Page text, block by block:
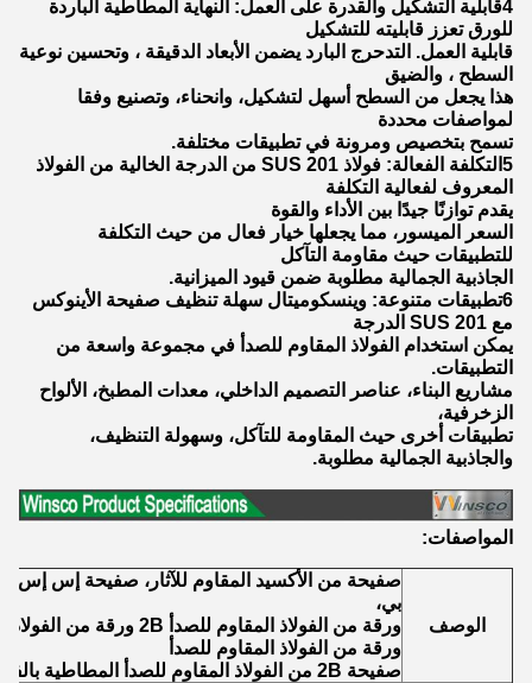
4قابلية التشكيل والقدرة على العمل: النهاية المطاطية الباردة
للورق تعزز قابليته للتشكيل
قابلية العمل. التدحرج البارد يضمن الأبعاد الدقيقة ، وتحسين نوعية
السطح ، والضيق
هذا يجعل من السطح أسهل لتشكيل، وانحناء، وتصنيع وفقا
لمواصفات محددة
تسمح بتخصيص ومرونة في تطبيقات مختلفة.
5التكلفة الفعالة: فولاذ SUS 201 من الدرجة الخالية من الفولاذ
المعروف لفعالية التكلفة
يقدم توازنًا جيدًا بين الأداء والقوة
السعر الميسور، مما يجعلها خيار فعال من حيث التكلفة
للتطبيقات حيث مقاومة التآكل
الجاذبية الجمالية مطلوبة ضمن قيود الميزانية.
6تطبيقات متنوعة: وينسكوميتال سهلة تنظيف صفيحة الأينوكس
مع SUS 201 الدرجة
يمكن استخدام الفولاذ المقاوم للصدأ في مجموعة واسعة من
التطبيقات.
مشاريع البناء، عناصر التصميم الداخلي، معدات المطبخ، الألواح
الزخرفية،
تطبيقات أخرى حيث المقاومة للتآكل، وسهولة التنظيف،
والجاذبية الجمالية مطلوبة.
المواصفات:
الوصف
بي،
ورقة من الفولاذ المقاوم للصدأ 2B ورقة من الفولاذ المقاوم للصدأ مطاطية باردة
ورقة من الفولاذ المقاوم للصدأ
صفيحة 2B من الفولاذ المقاوم للصدأ المطاطية بالفولاذ المقاوم للصدأ